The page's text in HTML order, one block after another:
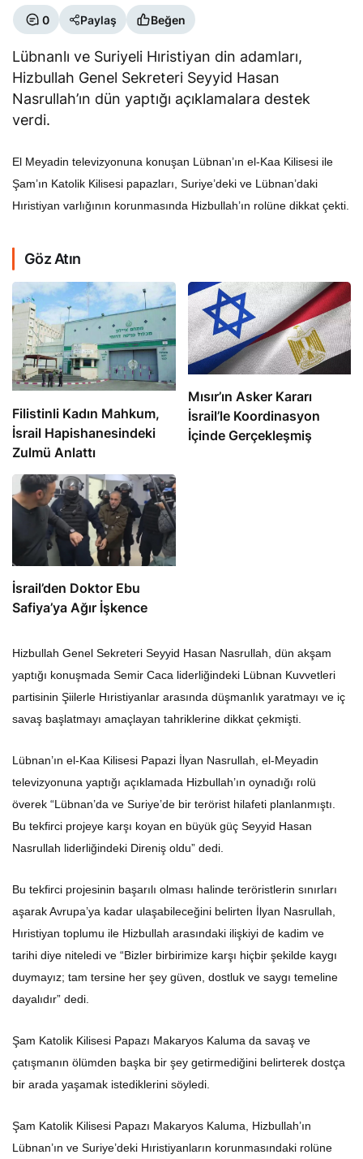
0 Paylaş Beğen
Lübnanlı ve Suriyeli Hıristiyan din adamları,
Hizbullah Genel Sekreteri Seyyid Hasan
Nasrullah’ın dün yaptığı açıklamalara destek
verdi.
El Meyadin televizyonuna konuşan Lübnan’ın el-Kaa Kilisesi ile
Şam’ın Katolik Kilisesi papazları, Suriye’deki ve Lübnan’daki
Hıristiyan varlığının korunmasında Hizbullah’ın rolüne dikkat çekti.
Göz Atın
Filistinli Kadın Mahkum,
İsrail Hapishanesindeki
Zulmü Anlattı
Mısır’ın Asker Kararı
İsrail’le Koordinasyon
İçinde Gerçekleşmiş
İsrail’den Doktor Ebu
Safiya’ya Ağır İşkence
Hizbullah Genel Sekreteri Seyyid Hasan Nasrullah, dün akşam
yaptığı konuşmada Semir Caca liderliğindeki Lübnan Kuvvetleri
partisinin Şiilerle Hıristiyanlar arasında düşmanlık yaratmayı ve iç
savaş başlatmayı amaçlayan tahriklerine dikkat çekmişti.
Lübnan’ın el-Kaa Kilisesi Papazi İlyan Nasrullah, el-Meyadin
televizyonuna yaptığı açıklamada Hizbullah’ın oynadığı rolü
överek “Lübnan’da ve Suriye’de bir terörist hilafeti planlanmıştı.
Bu tekfirci projeye karşı koyan en büyük güç Seyyid Hasan
Nasrullah liderliğindeki Direniş oldu” dedi.
Bu tekfirci projesinin başarılı olması halinde teröristlerin sınırları
aşarak Avrupa’ya kadar ulaşabileceğini belirten İlyan Nasrullah,
Hıristiyan toplumu ile Hizbullah arasındaki ilişkiyi de kadim ve
tarihi diye niteledi ve “Bizler birbirimize karşı hiçbir şekilde kaygı
duymayız; tam tersine her şey güven, dostluk ve saygı temeline
dayalıdır” dedi.
Şam Katolik Kilisesi Papazı Makaryos Kaluma da savaş ve
çatışmanın ölümden başka bir şey getirmediğini belirterek dostça
bir arada yaşamak istediklerini söyledi.
Şam Katolik Kilisesi Papazı Makaryos Kaluma, Hizbullah’ın
Lübnan’ın ve Suriye’deki Hıristiyanların korunmasındaki rolüne